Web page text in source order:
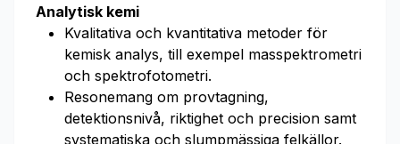
Analytisk kemi
Kvalitativa och kvantitativa metoder för
kemisk analys, till exempel masspektrometri
och spektrofotometri.
Resonemang om provtagning,
detektionsnivå, riktighet och precision samt
systematiska och slumpmässiga felkällor.